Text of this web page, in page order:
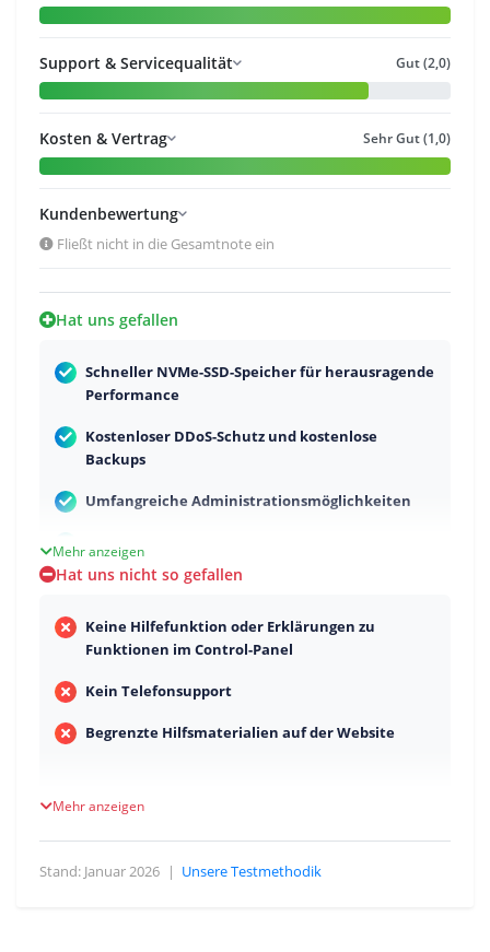
Support & Servicequalität Gut (2,0)
Kosten & Vertrag Sehr Gut (1,0)
Kundenbewertung
Fließt nicht in die Gesamtnote ein
Hat uns gefallen
Schneller NVMe-SSD-Speicher für herausragende
Performance
Kostenloser DDoS-Schutz und kostenlose
Backups
Umfangreiche Administrationsmöglichkeiten
Einfaches und übersichtliches Control-Panel
Starke Performance bei CPU- und
Festplattengeschwindigkeit
Schneller und kompetenter schriftlicher
Mehr anzeigen
Hat uns nicht so gefallen
Keine Hilfefunktion oder Erklärungen zu
Funktionen im Control-Panel
Kein Telefonsupport
Begrenzte Hilfsmaterialien auf der Website
Mehr anzeigen
Stand: Januar 2026 | Unsere Testmethodik